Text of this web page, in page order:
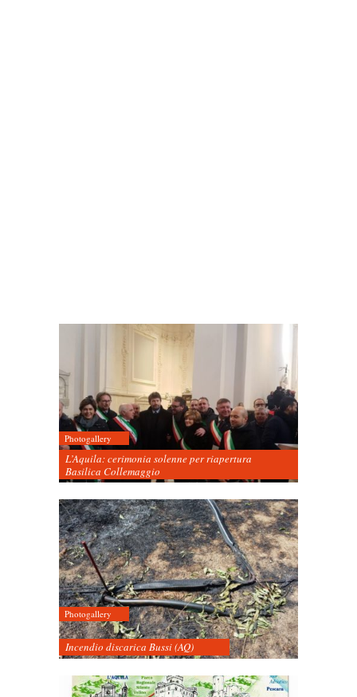
Photogallery
L’Aquila: cerimonia solenne per riapertura
Basilica Collemaggio
Photogallery
Incendio discarica Bussi (AQ)